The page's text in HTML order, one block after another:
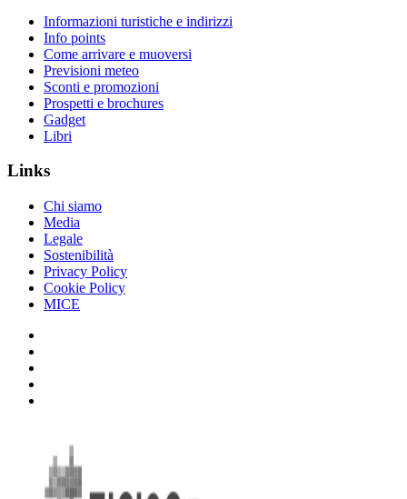
Informazioni turistiche e indirizzi
Info points
Come arrivare e muoversi
Previsioni meteo
Sconti e promozioni
Prospetti e brochures
Gadget
Libri
Links
Chi siamo
Media
Legale
Sostenibilità
Privacy Policy
Cookie Policy
MICE